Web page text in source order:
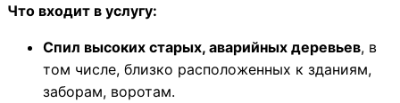
Что входит в услугу:
Спил высоких старых, аварийных деревьев, в
том числе, близко расположенных к зданиям,
заборам, воротам.